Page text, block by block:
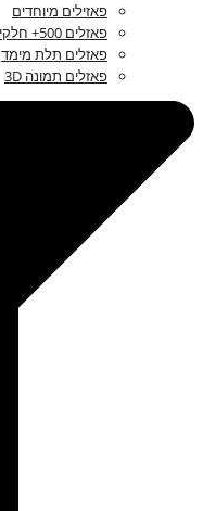
פאזילים מיוחדים
פאזלים 500+ חלקים
פאזלים תלת מימד
פאזלים תמונה 3D